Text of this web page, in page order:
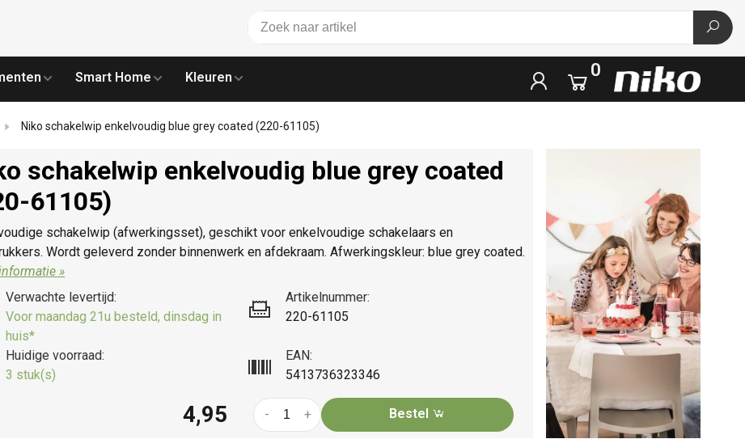
Smart Home Kleuren 0
Niko schakelwip enkelvoudig blue grey coated (220-61105)
schakelwip enkelvoudig blue grey coated
61105)
schakelwip (afwerkingsset), geschikt voor enkelvoudige schakelaars en
Wordt geleverd zonder binnenwerk en afdekraam. Afwerkingskleur: blue grey coated.
»
Verwachte levertijd:
Voor maandag 21u besteld, dinsdag in
huis*
Huidige voorraad:
3 stuk(s)
Artikelnummer:
220-61105
EAN:
5413736323346
4,95 +
- Bestel